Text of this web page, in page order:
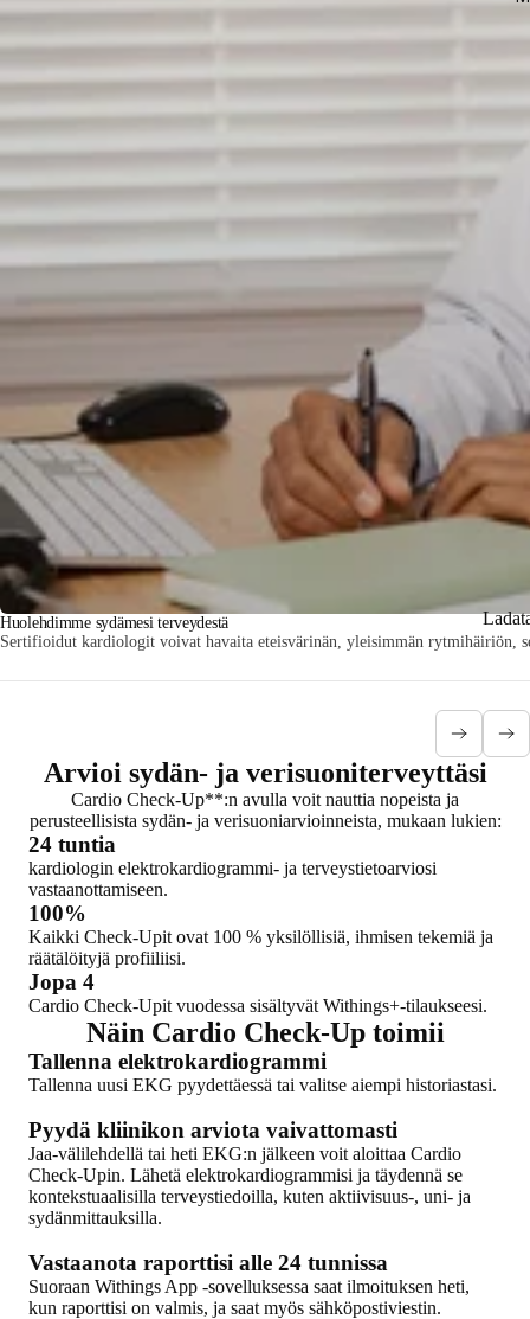
Huolehdimme sydämesi terveydestä
Sertifioidut kardiologit voivat havaita eteisvärinän, yleisimmän rytmihäiriön,
Arvioi sydän- ja verisuoniterveyttäsi
Cardio Check-Up**:n avulla voit nauttia nopeista ja
perusteellisista sydän- ja verisuoniarvioinneista, mukaan lukien:
24 tuntia
kardiologin elektrokardiogrammi- ja terveystietoarviosi
vastaanottamiseen.
100%
Kaikki Check-Upit ovat 100 % yksilöllisiä, ihmisen tekemiä ja
räätälöityjä profiiliisi.
Jopa 4
Cardio Check-Upit vuodessa sisältyvät Withings+-tilaukseesi.
Näin Cardio Check-Up toimii
Tallenna elektrokardiogrammi
Tallenna uusi EKG pyydettäessä tai valitse aiempi historiastasi.
Pyydä kliinikon arviota vaivattomasti
Jaa-välilehdellä tai heti EKG:n jälkeen voit aloittaa Cardio
Check-Upin. Lähetä elektrokardiogrammisi ja täydennä se
kontekstuaalisilla terveystiedoilla, kuten aktiivisuus-, uni- ja
sydänmittauksilla.
Vastaanota raporttisi alle 24 tunnissa
Suoraan Withings App -sovelluksessa saat ilmoituksen heti,
kun raporttisi on valmis, ja saat myös sähköpostiviestin.